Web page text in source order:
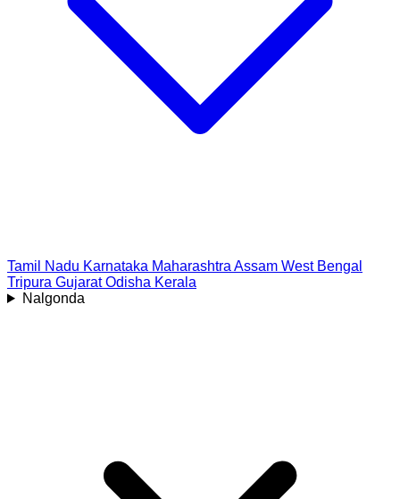
Tamil Nadu Karnataka Maharashtra Assam West Bengal
Tripura Gujarat Odisha Kerala
Nalgonda